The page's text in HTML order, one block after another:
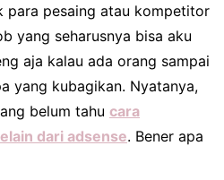
para pesaing atau kompetitor
yang seharusnya bisa aku
aja kalau ada orang sampai
yang kubagikan. Nyatanya,
belum tahu cara
dari adsense. Bener apa